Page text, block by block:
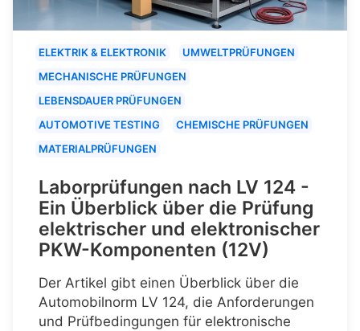
ELEKTRIK & ELEKTRONIK
UMWELTPRÜFUNGEN
MECHANISCHE PRÜFUNGEN
LEBENSDAUER PRÜFUNGEN
AUTOMOTIVE TESTING
CHEMISCHE PRÜFUNGEN
MATERIALPRÜFUNGEN
Laborprüfungen nach LV 124 -
Ein Überblick über die Prüfung
elektrischer und elektronischer
PKW-Komponenten (12V)
Der Artikel gibt einen Überblick über die
Automobilnorm LV 124, die Anforderungen
und Prüfbedingungen für elektronische